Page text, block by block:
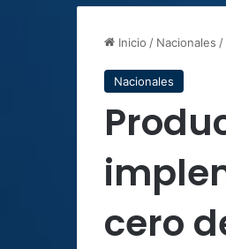
Inicio / Nacionales /
Nacionales
cero